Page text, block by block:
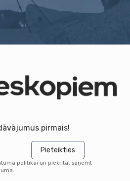
pirmais!
Pieteikties
politikai un piekrītat saņemt